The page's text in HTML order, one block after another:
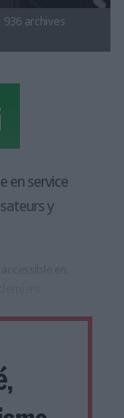
archives
en service
y